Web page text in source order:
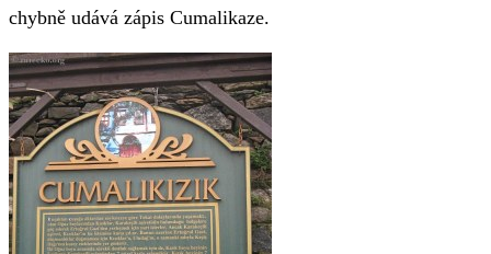
chybně udává zápis Cumalikaze.